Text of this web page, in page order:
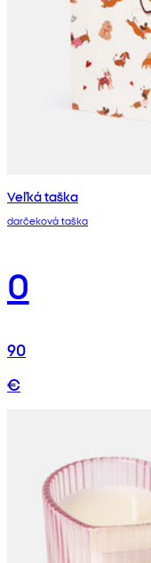
Veľká taška
darčeková taška
0
90
€